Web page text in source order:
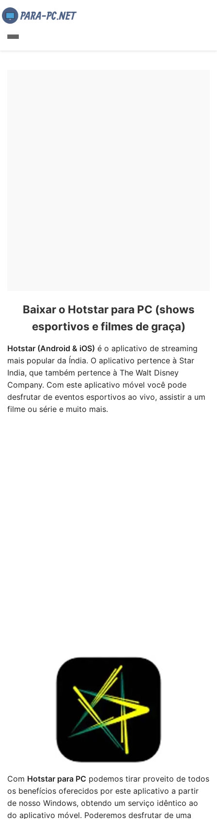
Baixar o Hotstar para PC (shows
esportivos e filmes de graça)
Hotstar (Android & iOS) é o aplicativo de streaming
mais popular da Índia. O aplicativo pertence à Star
India, que também pertence à The Walt Disney
Company. Com este aplicativo móvel você pode
desfrutar de eventos esportivos ao vivo, assistir a um
filme ou série e muito mais.
Com Hotstar para PC podemos tirar proveito de todos
os benefícios oferecidos por este aplicativo a partir
de nosso Windows, obtendo um serviço idêntico ao
do aplicativo móvel. Poderemos desfrutar de uma